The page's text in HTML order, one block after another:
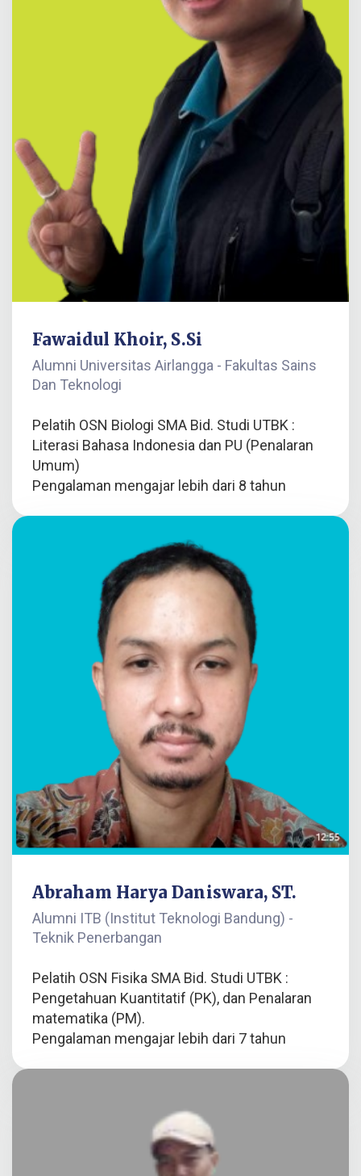
Fawaidul Khoir, S.Si
Alumni Universitas Airlangga - Fakultas Sains
Dan Teknologi
Pelatih OSN Biologi SMA Bid. Studi UTBK :
Literasi Bahasa Indonesia dan PU (Penalaran
Umum)
Pengalaman mengajar lebih dari 8 tahun
Abraham Harya Daniswara, ST.
Alumni ITB (Institut Teknologi Bandung) -
Teknik Penerbangan
Pelatih OSN Fisika SMA Bid. Studi UTBK :
Pengetahuan Kuantitatif (PK), dan Penalaran
matematika (PM).
Pengalaman mengajar lebih dari 7 tahun